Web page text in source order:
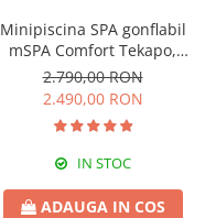
Minipiscina SPA gonflabil
mSPA Comfort Tekapo,
patrata, 6 locuri
2.790,00 RON
2.490,00 RON
IN STOC
ADAUGA IN COS